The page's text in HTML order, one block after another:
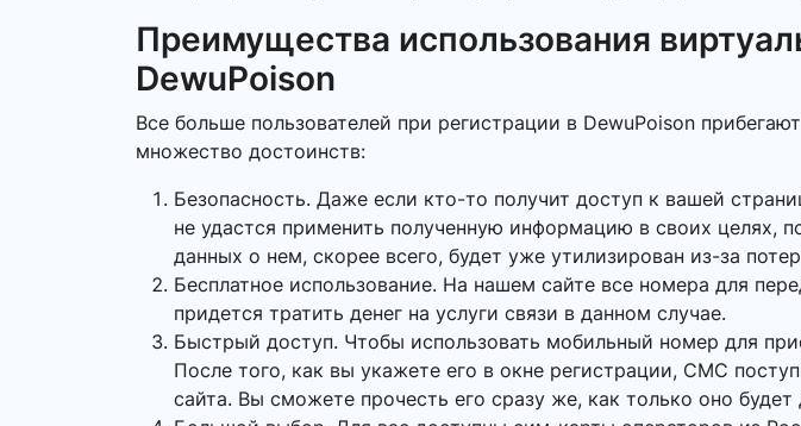
Преимущества использования
DewuPoison
Все больше пользователей при регистрации в DewuPoison
множество достоинств:
Безопасность. Даже если кто-то получит доступ к вашей
не удастся применить полученную информацию в своих целях,
данных о нем, скорее всего, будет уже утилизирован из-за
Бесплатное использование. На нашем сайте все номера для
придется тратить денег на услуги связи в данном случае.
Быстрый доступ. Чтобы использовать мобильный номер для
После того, как вы укажете его в окне регистрации, СМС
сайта. Вы сможете прочесть его сразу же, как только оно